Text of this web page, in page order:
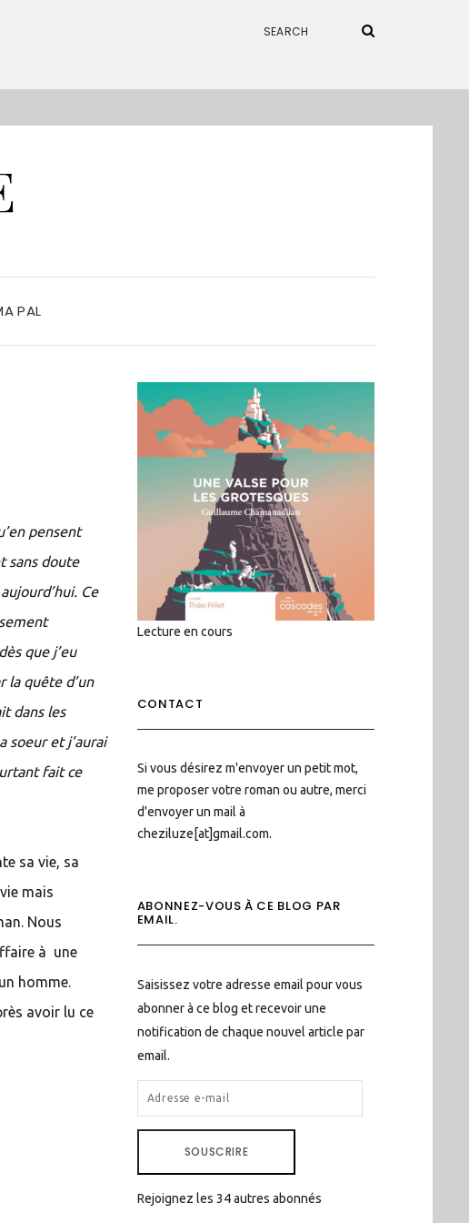
PAL
pensent
sans doute
Ce
que j’eu
la quête d’un
dans les
soeur et j’aurai
fait ce
sa vie, sa
mais
Nous
à une
homme.
avoir lu ce
Lecture en cours
CONTACT
Si vous désirez m'envoyer un petit mot,
me proposer votre roman ou autre, merci
d'envoyer un mail à
cheziluze[at]gmail.com.
ABONNEZ-VOUS À CE BLOG PAR
EMAIL.
Saisissez votre adresse email pour vous
abonner à ce blog et recevoir une
notification de chaque nouvel article par
email.
ADRESSE
E-
SOUSCRIRE
Rejoignez les 34 autres abonnés